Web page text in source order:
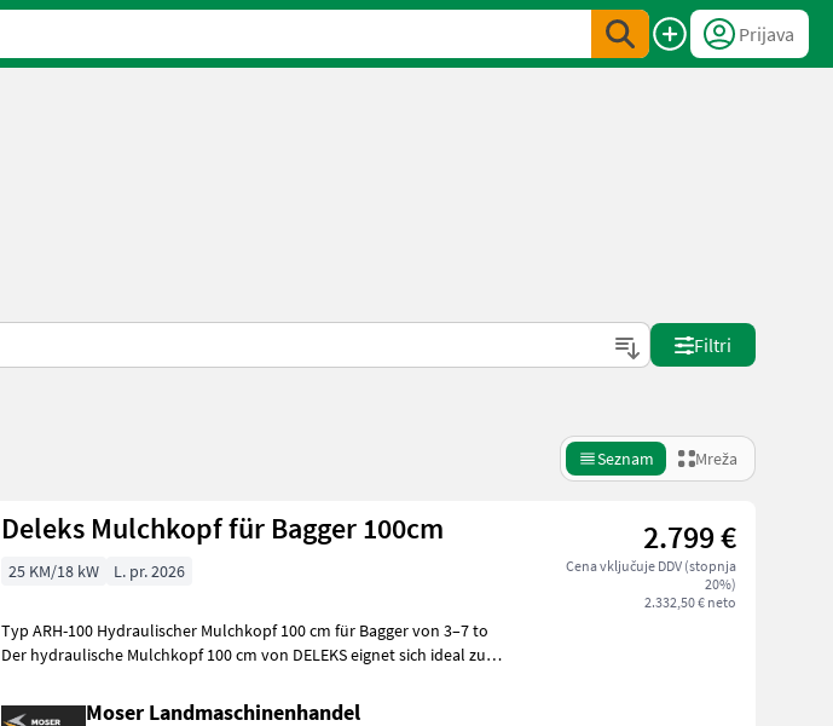
Prijava
Filtri
Seznam Mreža
Deleks Mulchkopf für Bagger 100cm 2.799 €
Cena vključuje DDV (stopnja
20%)
2.332,50 € neto
25 KM/18 kW L. pr. 2026
Typ ARH-100 Hydraulischer Mulchkopf 100 cm für Bagger von 3–7 to
Der hydraulische Mulchkopf 100 cm von DELEKS eignet sich ideal zum
Moser Landmaschinenhandel